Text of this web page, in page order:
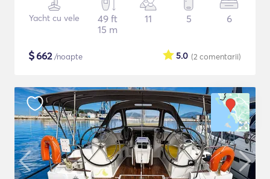
Yacht cu vele
49 ft
15 m
11 5 6
$662/noapte (2 comentarii)
5.0